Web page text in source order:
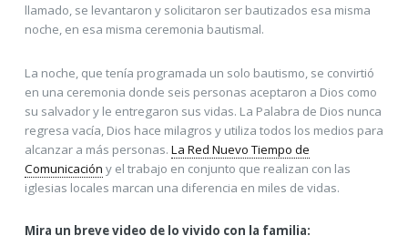
llamado, se levantaron y solicitaron ser bautizados esa misma
noche, en esa misma ceremonia bautismal.
La noche, que tenía programada un solo bautismo, se convirtió
en una ceremonia donde seis personas aceptaron a Dios como
su salvador y le entregaron sus vidas. La Palabra de Dios nunca
regresa vacía, Dios hace milagros y utiliza todos los medios para
alcanzar a más personas. La Red Nuevo Tiempo de
Comunicación y el trabajo en conjunto que realizan con las
iglesias locales marcan una diferencia en miles de vidas.
Mira un breve video de lo vivido con la familia: